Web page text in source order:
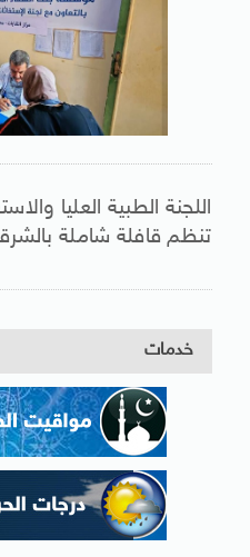
اللجنة الطبية العليا
تنظم قافلة شاملة
خدمات